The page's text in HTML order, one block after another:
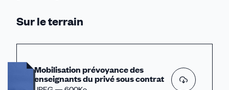
Sur le terrain
Mobilisation prévoyance des
enseignants du privé sous contrat